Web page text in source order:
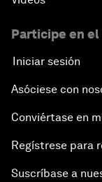
Participe en el
Iniciar sesión
Asóciese con
Conviértase en
Regístrese para
Suscríbase a